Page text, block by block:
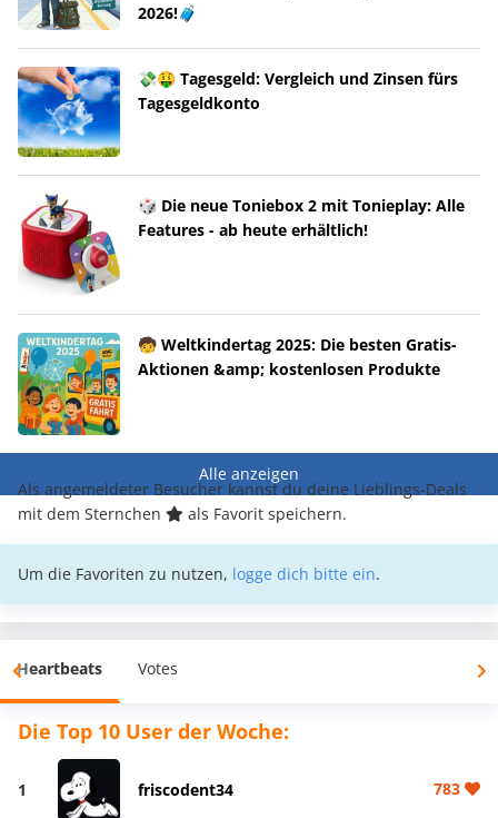
2026!🧳
💸🤑 Tagesgeld: Vergleich und Zinsen fürs
Tagesgeldkonto
🎲 Die neue Toniebox 2 mit Tonieplay: Alle
Features - ab heute erhältlich!
🧒 Weltkindertag 2025: Die besten Gratis-
Aktionen &amp; kostenlosen Produkte
Alle anzeigen
Als angemeldeter Besucher kannst du deine Lieblings-Deals
mit dem Sternchen
als Favorit speichern.
Um die Favoriten zu nutzen, logge dich bitte ein.
Heartbeats Votes
Die Top 10 User der Woche:
1 friscodent34 783